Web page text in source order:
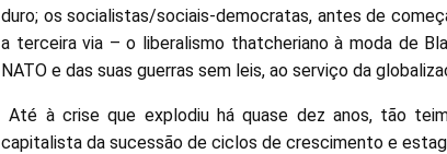
duro; os socialistas/sociais-democratas, antes de
a terceira via – o liberalismo thatcheriano à moda de
NATO e das suas guerras sem leis, ao serviço da
Até à crise que explodiu há quase dez anos, tão
capitalista da sucessão de ciclos de crescimento e